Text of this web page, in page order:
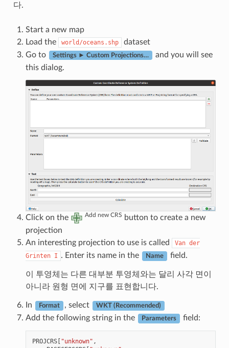
다.
Start a new map
Load the
world/oceans.shp
dataset
Go to
Settings ► Custom Projections…
and you will see
this dialog.
Click on the Add new CRS button to create a new
projection
An interesting projection to use is called
Van der
Grinten I . Enter its name in the Name field.
이 투영체는 다른 대부분 투영체와는 달리 사각 면이
아니라 원형 면에 지구를 표현합니다.
In Format , select WKT (Recommended)
Add the following string in the Parameters field:
PROJCRS[ "unknown" ,